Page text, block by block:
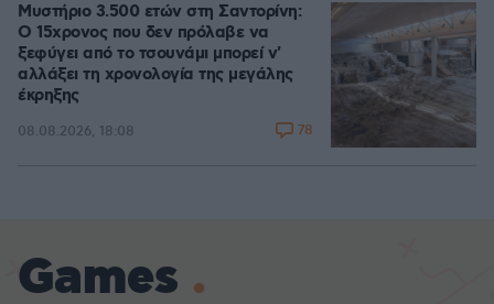
Μυστήριο 3.500 ετών στη Σαντορίνη:
Ο 15χρονος που δεν πρόλαβε να
ξεφύγει από το τσουνάμι μπορεί ν'
αλλάξει τη χρονολογία της μεγάλης
έκρηξης
08.08.2026, 18:08 78
Games